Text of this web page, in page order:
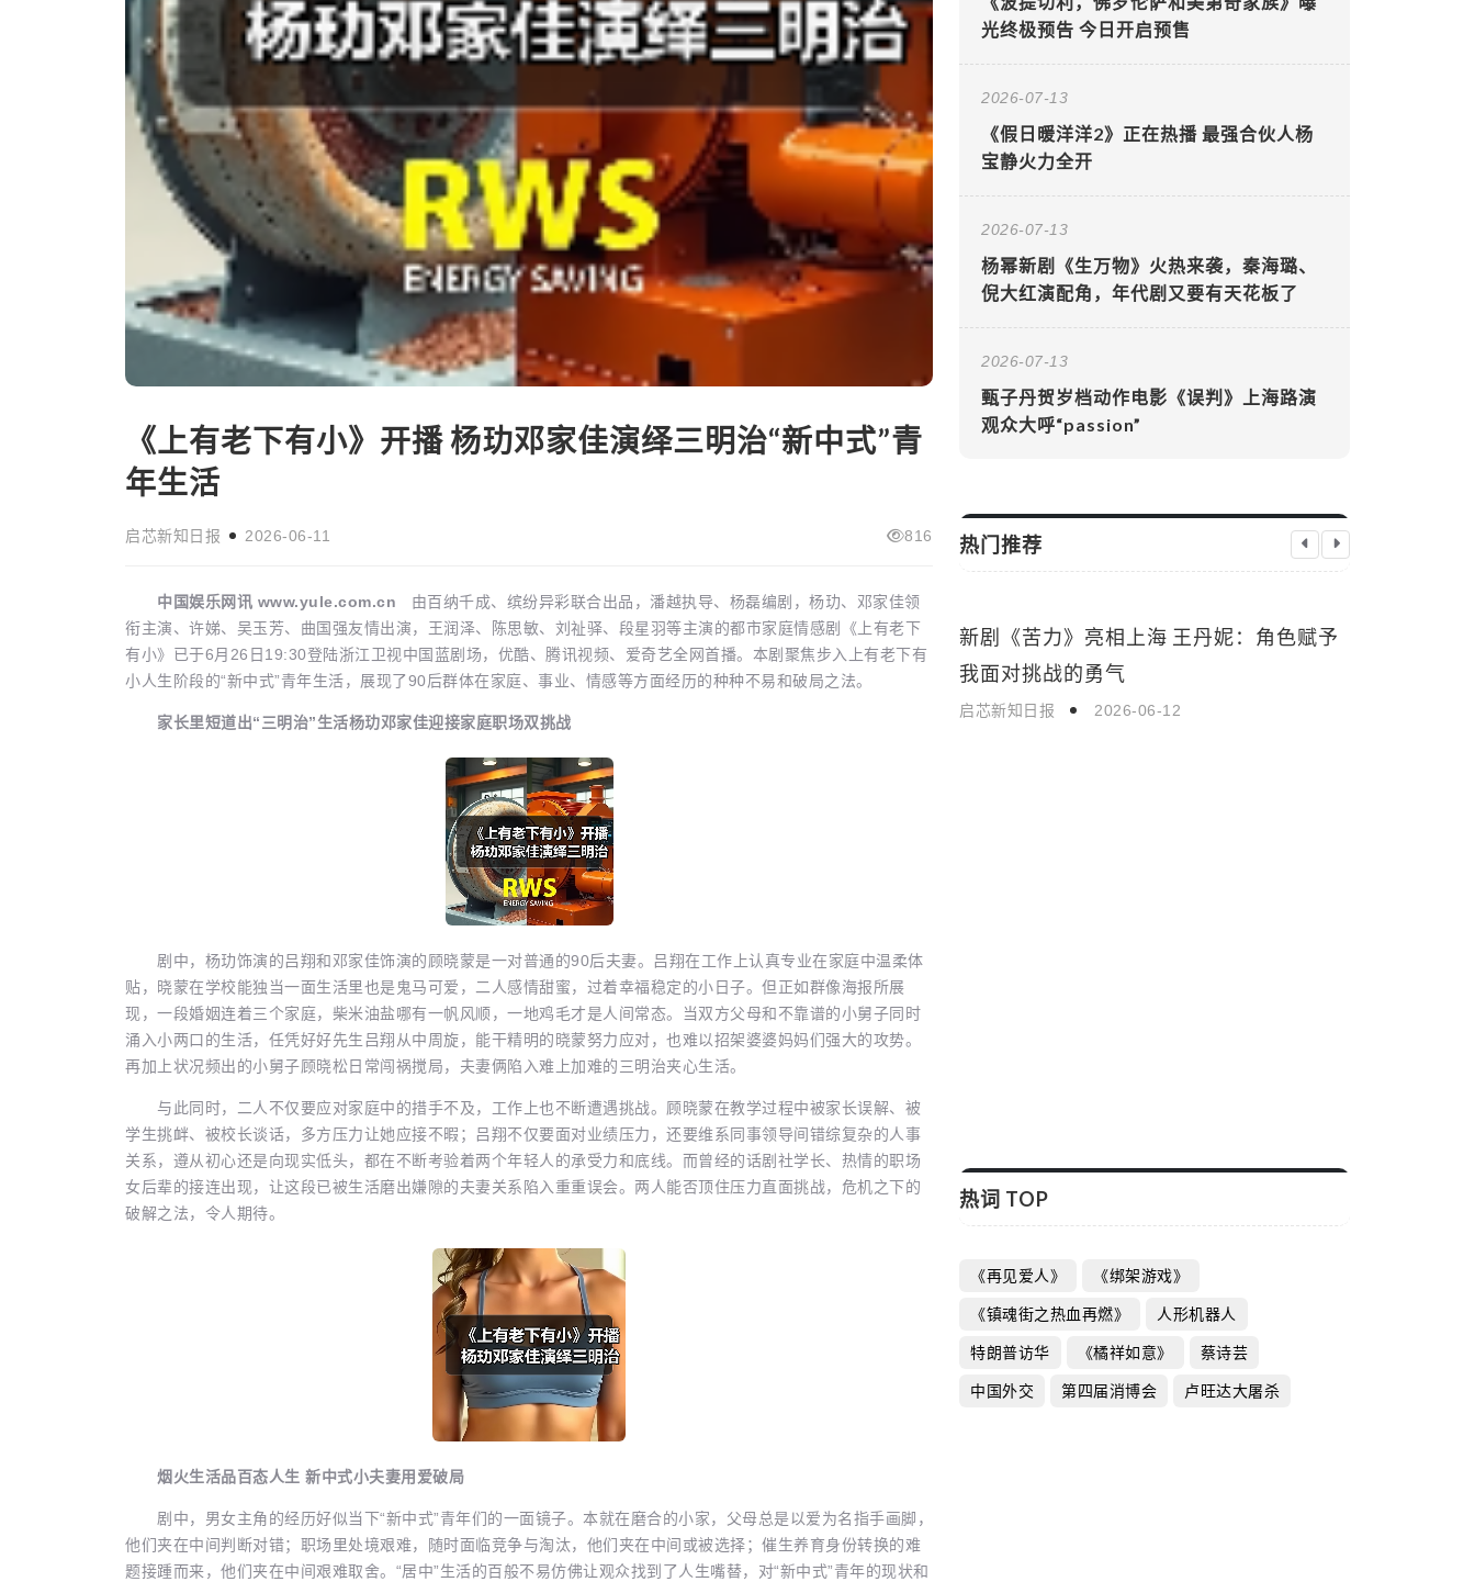
《上有老下有小》开播 杨玏邓家佳演绎三明治“新中式”青
年生活
启芯新知日报 2026-06-11 816
中国娱乐网讯 www.yule.com.cn 由百纳千成、缤纷异彩联合出品，潘越执导、杨磊编剧，杨玏、邓家佳领
衔主演、许娣、吴玉芳、曲国强友情出演，王润泽、陈思敏、刘祉驿、段星羽等主演的都市家庭情感剧《上有老下
有小》已于6月26日19:30登陆浙江卫视中国蓝剧场，优酷、腾讯视频、爱奇艺全网首播。本剧聚焦步入上有老下有
小人生阶段的“新中式”青年生活，展现了90后群体在家庭、事业、情感等方面经历的种种不易和破局之法。
家长里短道出“三明治”生活杨玏邓家佳迎接家庭职场双挑战
剧中，杨玏饰演的吕翔和邓家佳饰演的顾晓蒙是一对普通的90后夫妻。吕翔在工作上认真专业在家庭中温柔体
贴，晓蒙在学校能独当一面生活里也是鬼马可爱，二人感情甜蜜，过着幸福稳定的小日子。但正如群像海报所展
现，一段婚姻连着三个家庭，柴米油盐哪有一帆风顺，一地鸡毛才是人间常态。当双方父母和不靠谱的小舅子同时
涌入小两口的生活，任凭好好先生吕翔从中周旋，能干精明的晓蒙努力应对，也难以招架婆婆妈妈们强大的攻势。
再加上状况频出的小舅子顾晓松日常闯祸搅局，夫妻俩陷入难上加难的三明治夹心生活。
与此同时，二人不仅要应对家庭中的措手不及，工作上也不断遭遇挑战。顾晓蒙在教学过程中被家长误解、被
学生挑衅、被校长谈话，多方压力让她应接不暇；吕翔不仅要面对业绩压力，还要维系同事领导间错综复杂的人事
关系，遵从初心还是向现实低头，都在不断考验着两个年轻人的承受力和底线。而曾经的话剧社学长、热情的职场
女后辈的接连出现，让这段已被生活磨出嫌隙的夫妻关系陷入重重误会。两人能否顶住压力直面挑战，危机之下的
破解之法，令人期待。
烟火生活品百态人生 新中式小夫妻用爱破局
剧中，男女主角的经历好似当下“新中式”青年们的一面镜子。本就在磨合的小家，父母总是以爱为名指手画脚，
他们夹在中间判断对错；职场里处境艰难，随时面临竞争与淘汰，他们夹在中间或被选择；催生养育身份转换的难
题接踵而来，他们夹在中间艰难取舍。“居中”生活的百般不易仿佛让观众找到了人生嘴替，对“新中式”青年的现状和
光终极预告 今日开启预售
2026-07-13
《假日暖洋洋2》正在热播 最强合伙人杨
宝静火力全开
2026-07-13
杨幂新剧《生万物》火热来袭，秦海璐、
倪大红演配角，年代剧又要有天花板了
2026-07-13
甄子丹贺岁档动作电影《误判》上海路演
观众大呼“passion”
热门推荐
生活娱乐
短片《绿色海洋》入围英国瑞丹斯电影节
启芯新知日报 2026-04-20
生活娱乐
《新一年又一年》收官 时代变迁中的百姓
生活史
启芯新知日报 2026-06-16
生活娱乐
新剧《苦力》亮相上海 王丹妮：角色赋予
我面对挑战的勇气
启芯新知日报 2026-06-12
热词 TOP
《再见爱人》 《绑架游戏》
《镇魂街之热血再燃》 人形机器人
特朗普访华 《橘祥如意》 蔡诗芸
中国外交 第四届消博会 卢旺达大屠杀